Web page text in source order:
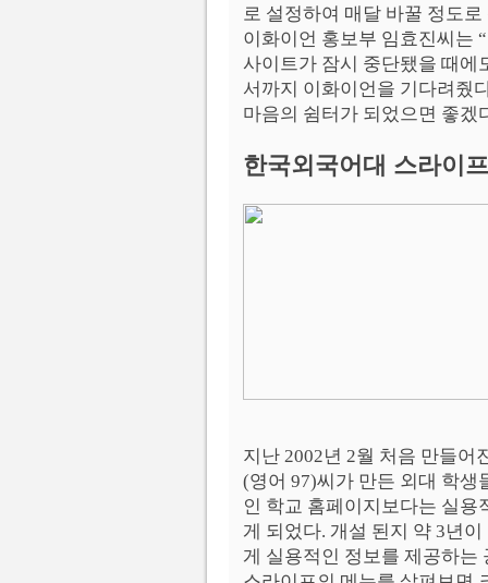
로 설정하여 매달 바꿀 정도로
이화이언 홍보부 임효진씨는
사이트가 잠시 중단됐을 때에
서까지 이화이언을 기다려줬
마음의 쉼터가 되었으면 좋겠
한국외국어대 스라이
지난 2002년 2월 처음 만들어
(영어 97)씨가 만든 외대 학생
인 학교 홈페이지보다는 실용
게 되었다. 개설 된지 약 3년
게 실용적인 정보를 제공하는